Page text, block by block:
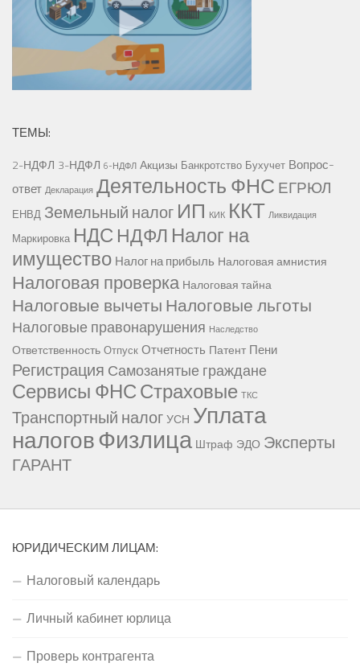
ТЕМЫ:
2-НДФЛ 3-НДФЛ 6-НДФЛ Акцизы Банкротство Бухучет Вопрос-
ответ Декларация Деятельность ФНС ЕГРЮЛ
ЕНВД Земельный налог ИП КИК ККТ Ликвидация
Маркировка НДС НДФЛ Налог на
имущество Налог на прибыль Налоговая амнистия
Налоговая проверка Налоговая тайна
Налоговые вычетыНалоговые льготы
Налоговые правонарушения Наследство
Ответственность Отпуск Отчетность Патент Пени
Регистрация Самозанятые граждане
Сервисы ФНССтраховые ТКС
Транспортный налогУСН Уплата
налоговФизлица Штраф ЭДО Эксперты
ГАРАНТ
ЮРИДИЧЕСКИМ ЛИЦАМ:
Налоговый календарь
Личный кабинет юрлица
Проверь контрагента